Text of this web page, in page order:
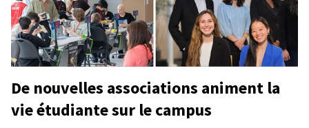
De nouvelles associations animent la
vie étudiante sur le campus